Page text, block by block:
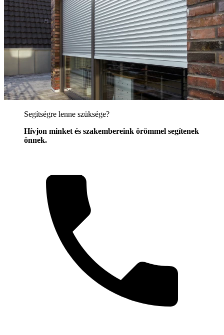
Segítségre lenne szüksége?
Hívjon minket és szakembereink örömmel segítenek
önnek.